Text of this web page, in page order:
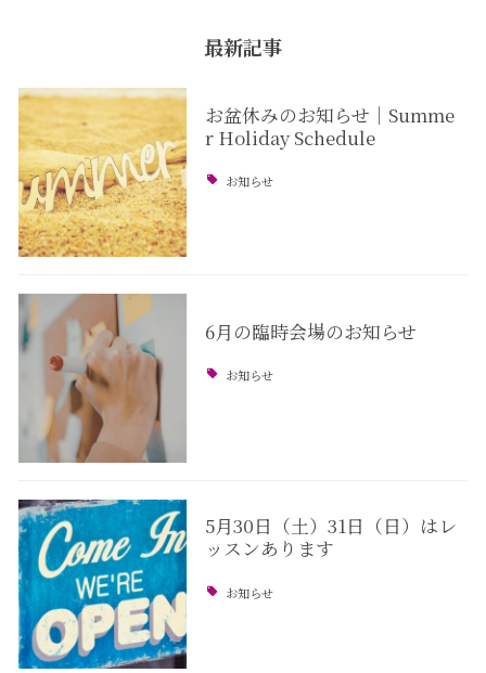
最新記事
お盆休みのお知らせ｜Summe
r Holiday Schedule
お知らせ
6月の臨時会場のお知らせ
お知らせ
5月30日（土）31日（日）はレ
ッスンあります
お知らせ